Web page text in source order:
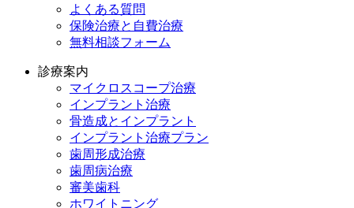
よくある質問
保険治療と自費治療
無料相談フォーム
診療案内
マイクロスコープ治療
インプラント治療
骨造成とインプラント
インプラント治療プラン
歯周形成治療
歯周病治療
審美歯科
ホワイトニング